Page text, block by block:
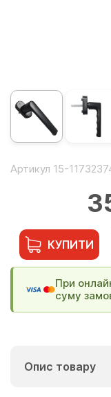
Артикул 15-
КУПИТИ
При
суму
Опис товару